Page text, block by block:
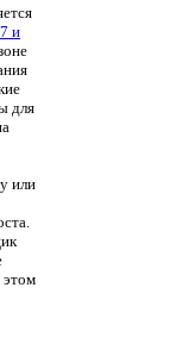
и
для
или
этом